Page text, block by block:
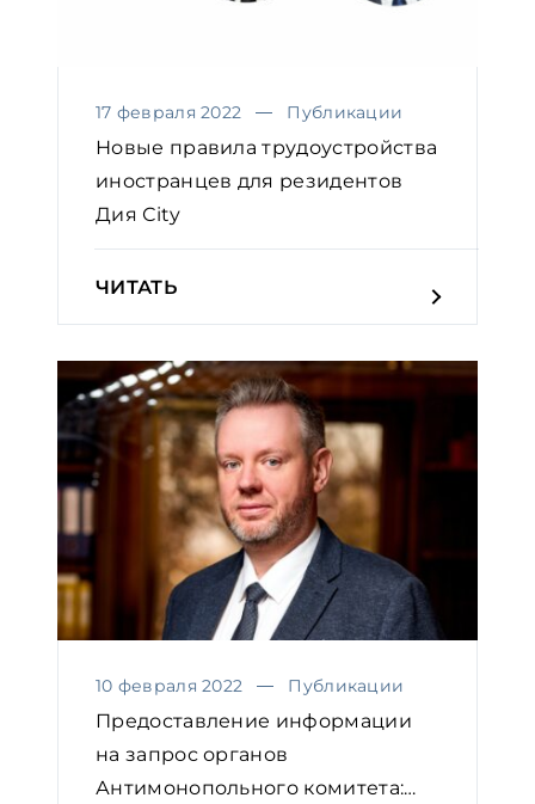
17 февраля 2022 Публикации
Новые правила трудоустройства
иностранцев для резидентов
Дия Сity
ЧИТАТЬ
10 февраля 2022 Публикации
Предоставление информации
на запрос органов
Антимонопольного комитета: